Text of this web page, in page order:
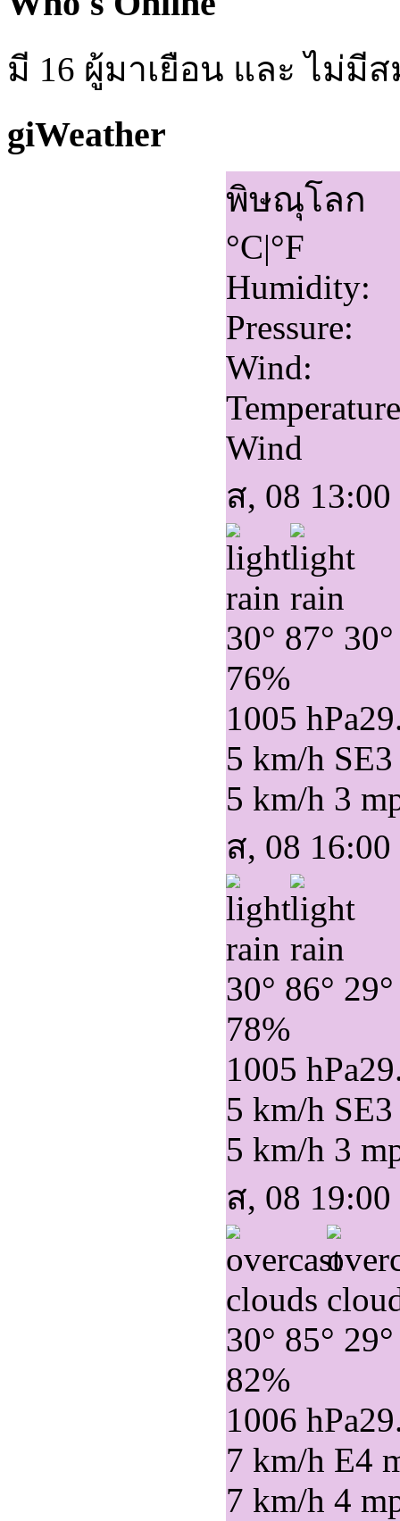
มี 16 ผู้มาเยือน และ ไม่มี
giWeather
พิษณุโลก
°C|°F
Humidity:
Pressure:
Wind:
Temperature
Wind
ส, 08 13:00
30° 87° 30°
76%
1005 hPa
5 km/h SE
5 km/h 3
ส, 08 16:00
30° 86° 29°
78%
1005 hPa
5 km/h SE
5 km/h 3
ส, 08 19:00
30° 85° 29°
82%
1006 hPa
7 km/h E4
7 km/h 4